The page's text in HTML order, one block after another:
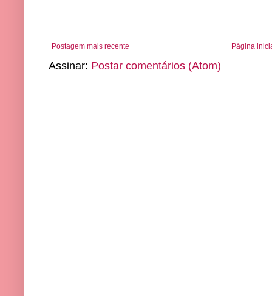
Postagem mais recente Página
Assinar: Postar comentários (Atom)